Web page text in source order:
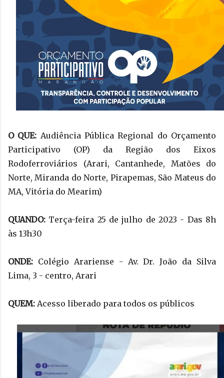
O QUE: Audiência Pública Regional do Orçamento
Participativo (OP) da Região dos Eixos
Rodoferroviários (Arari, Cantanhede, Matões do
Norte, Miranda do Norte, Pirapemas, São Mateus do
MA, Vitória do Mearim)
QUANDO: Terça-feira 25 de julho de 2023 - Das 8h
às 13h30
ONDE: Colégio Arariense - Av. Dr. João da Silva
Lima, 3 - centro, Arari
QUEM: Acesso liberado para todos os públicos